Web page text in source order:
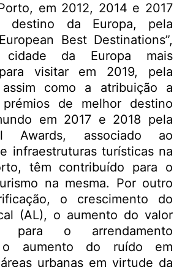
em 2012, 2014 e 2017
destino da Europa, pela
Best Destinations”,
da Europa mais
visitar em 2019, pela
como a atribuição a
de melhor destino
em 2017 e 2018 pela
Awards, associado ao
infraestruturas turísticas na
têm contribuído para o
na mesma. Por outro
o crescimento do
(AL), o aumento do valor
para o arrendamento
o aumento do ruído em
urbanas em virtude da